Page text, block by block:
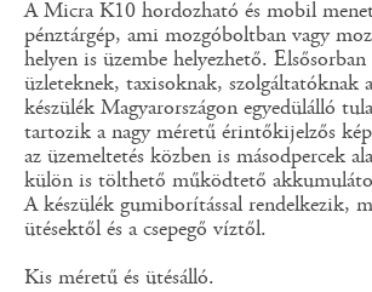
A Micra K10 hordozható és mobil
pénztárgép, ami mozgóboltban vagy
helyen is üzembe helyezhető.
üzleteknek, taxisoknak, szolgáltatóknak
készülék Magyarországon egyedülálló
tartozik a nagy méretű érintőkijelzős
az üzemeltetés közben is másodpercek
külön is tölthető működtető
A készülék gumiborítással rendelkezik,
ütésektől és a csepegő víztől.
Kis méretű és ütésálló.